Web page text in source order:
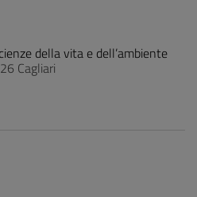
della vita e dell’ambiente
Cagliari